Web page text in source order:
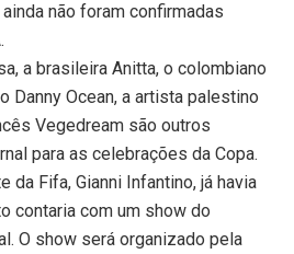
não foram confirmadas
a brasileira Anitta, o colombiano
Danny Ocean, a artista palestino
Vegedream são outros
para as celebrações da Copa.
da Fifa, Gianni Infantino, já havia
contaria com um show do
O show será organizado pela